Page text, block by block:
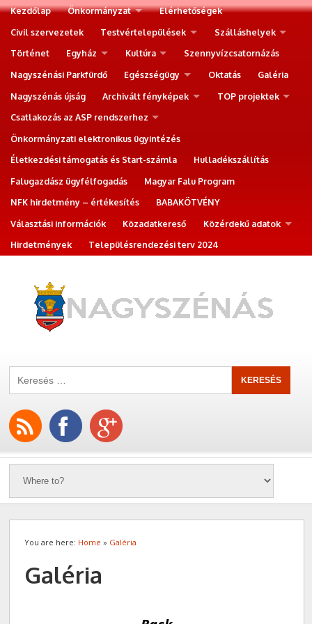
Kezdőlap Önkormányzat
Elérhetőségek
Civil szervezetek
Testvértelepülések
Szálláshelyek
Történet
Egyház Kultúra
Szennyvízcsatornázás
Nagyszénási Parkfürdő
Egészségügy Oktatás
Galéria
Nagyszénás újság
Archivált fényképek
TOP projektek
Csatlakozás az ASP rendszerhez
Önkormányzati elektronikus ügyintézés
Életkezdési támogatás és Start-számla
Hulladékszállítás
Falugazdász ügyfélfogadás
Magyar Falu Program
NFK hirdetmény – értékesítés
BABAKÖTVÉNY
Választási információk
Közadatkereső
Közérdekű adatok
Hirdetmények
Településrendezési terv 2024
You are here: Home » Galéria
Galéria